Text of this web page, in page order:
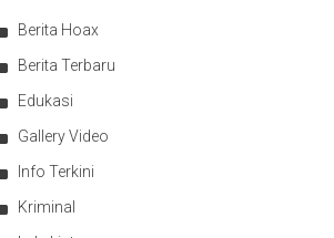
Berita Hoax
Berita Terbaru
Edukasi
Gallery Video
Info Terkini
Kriminal